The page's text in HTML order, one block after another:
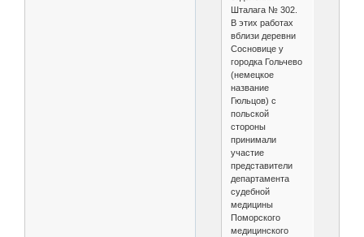
Шталага № 302.
В этих работах
вблизи деревни
Сосновице у
городка Гольчево
(немецкое
название
Гюльцов) с
польской
стороны
принимали
участие
представители
департамента
судебной
медицины
Поморского
медицинского